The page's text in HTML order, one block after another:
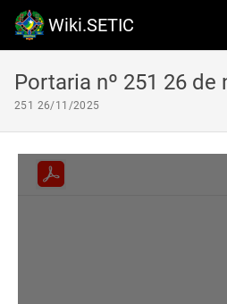
Wiki.SETIC
Portaria nº 251 26 de
251 26/11/2025